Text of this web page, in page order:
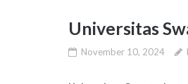
Universitas
November 10, 2024